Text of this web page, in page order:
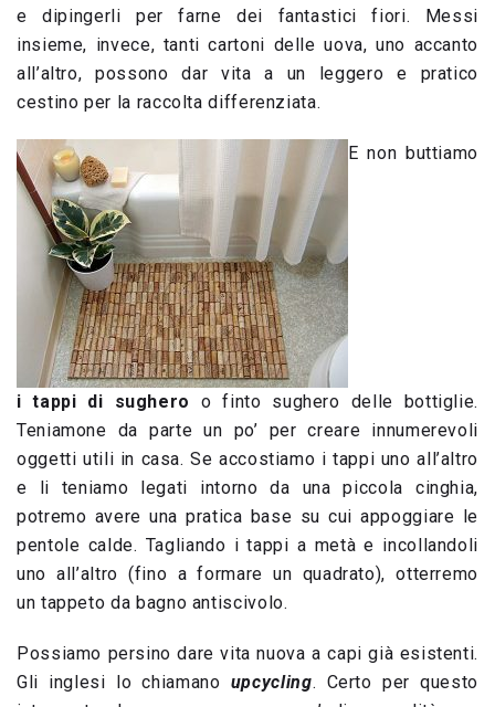
e dipingerli per farne dei fantastici fiori. Messi
insieme, invece, tanti cartoni delle uova, uno accanto
all’altro, possono dar vita a un leggero e pratico
cestino per la raccolta differenziata.
E non buttiamo
i tappi di sughero
o finto sughero delle bottiglie.
Teniamone da parte un po’ per creare innumerevoli
oggetti utili in casa. Se accostiamo i tappi uno all’altro
e li teniamo legati intorno da una piccola cinghia,
potremo avere una pratica base su cui appoggiare le
pentole calde. Tagliando i tappi a metà e incollandoli
uno all’altro (fino a formare un quadrato), otterremo
un tappeto da bagno antiscivolo.
Possiamo persino dare vita nuova a capi già esistenti.
Gli inglesi lo chiamano upcycling. Certo per questo